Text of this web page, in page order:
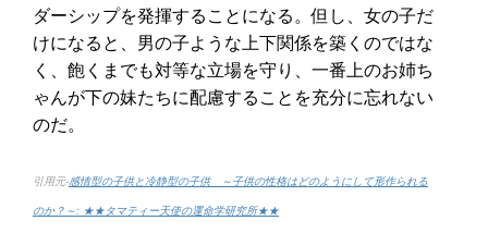
ダーシップを発揮することになる。但し、女の子だ
けになると、男の子ような上下関係を築くのではな
く、飽くまでも対等な立場を守り、一番上のお姉ち
ゃんが下の妹たちに配慮することを充分に忘れない
のだ。
引用元-感情型の子供と冷静型の子供 ～子供の性格はどのようにして形作られる
のか？～: ★★タマティー天使の運命学研究所★★